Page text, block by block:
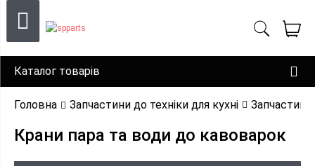
Каталог товарів
Головна Запчастини до техніки для кухні
Крани пара та води до кавоварок